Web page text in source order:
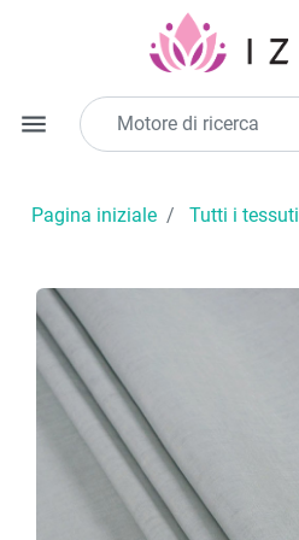
menu
Pagina iniziale Tutti i tessuti